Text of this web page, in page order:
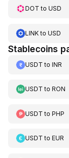
DOT to USD
LINKto USD
Stablecoins
USDT to INR
USDT to RON
USDT to PHP
USDT to EUR